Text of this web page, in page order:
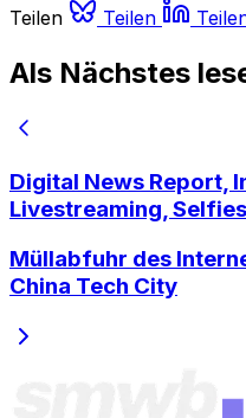
Teilen Teilen
Als Nächstes
Digital News Report,
Livestreaming,
Müllabfuhr des
China Tech City